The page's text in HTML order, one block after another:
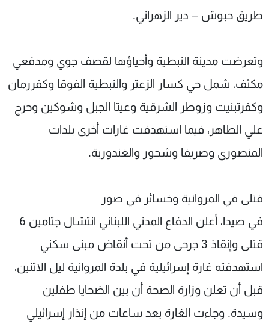
طريق حبوش – دير الزهراني.
وتعرضت مدينة النبطية وأحياؤها لقصف جوي ومدفعي
مكثف، شمل حي كسار الزعتر والنبطية الفوقا وكفررمان
وكفرتبنيت وزوطر الشرقية وعيتا الجبل وشوكين وحرج
علي الطاهر، فيما استهدفت غارات أخرى بلدات
المنصوري وصريفا وشحور والغندورية.
قتلى في المروانية وخسائر في صور
في صيدا، أعلن الدفاع المدني اللبناني انتشال جثامين 6
قتلى وإنقاذ 3 جرحى من تحت أنقاض مبنى سكني
استهدفته غارة إسرائيلية في بلدة المروانية ليل الاثنين،
قبل أن تعلن وزارة الصحة أن بين الضحايا طفلين
وسيدة. وجاءت الغارة بعد ساعات من إنذار إسرائيلي